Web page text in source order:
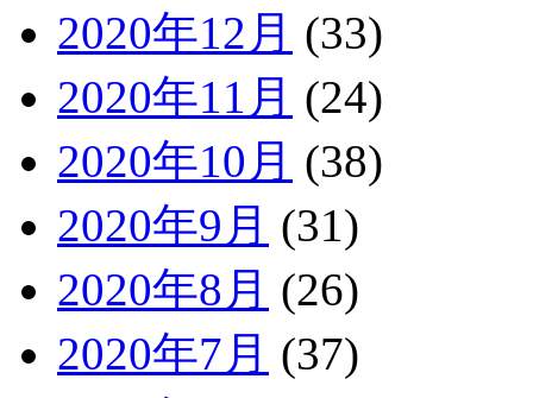
2020年12月 (33)
2020年11月 (24)
2020年10月 (38)
2020年9月 (31)
2020年8月 (26)
2020年7月 (37)